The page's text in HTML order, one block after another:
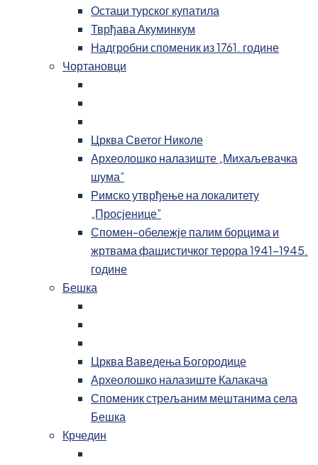
Остаци турског купатила
Тврђава Акуминкум
Надгробни споменик из 1761. године
Чортановци
Црква Светог Николе
Археолошко налазиште „Михаљевачка
шума”
Римско утврђење на локалитету
„Просјенице”
Спомен-обележје палим борцима и
жртвама фашистичког терора 1941-1945.
године
Бешка
Црква Ваведења Богородице
Археолошко налазиште Калакача
Споменик стрељаним мештанима села
Бешка
Крчедин